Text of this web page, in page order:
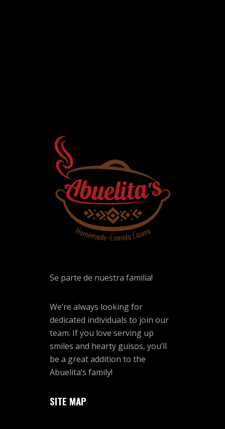
Se parte de nuestra familia!
We’re always looking for
dedicated individuals to join our
team. If you love serving up
smiles and hearty guisos, you’ll
be a great addition to the
Abuelita’s family!
SITE MAP